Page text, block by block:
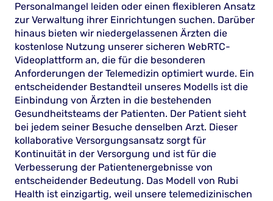
Personalmangel leiden oder einen flexibleren Ansatz
zur Verwaltung ihrer Einrichtungen suchen. Darüber
hinaus bieten wir niedergelassenen Ärzten die
kostenlose Nutzung unserer sicheren WebRTC-
Videoplattform an, die für die besonderen
Anforderungen der Telemedizin optimiert wurde. Ein
entscheidender Bestandteil unseres Modells ist die
Einbindung von Ärzten in die bestehenden
Gesundheitsteams der Patienten. Der Patient sieht
bei jedem seiner Besuche denselben Arzt. Dieser
kollaborative Versorgungsansatz sorgt für
Kontinuität in der Versorgung und ist für die
Verbesserung der Patientenergebnisse von
entscheidender Bedeutung. Das Modell von Rubi
Health ist einzigartig, weil unsere telemedizinischen